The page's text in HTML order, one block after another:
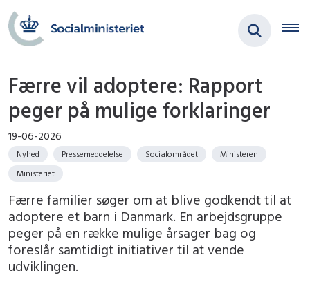
Færre vil adoptere: Rapport
peger på mulige forklaringer
19-06-2026
Nyhed Pressemeddelelse Socialområdet
Ministeren
Ministeriet
Færre familier søger om at blive godkendt til at
adoptere et barn i Danmark. En arbejdsgruppe
peger på en række mulige årsager bag og
foreslår samtidigt initiativer til at vende
udviklingen.